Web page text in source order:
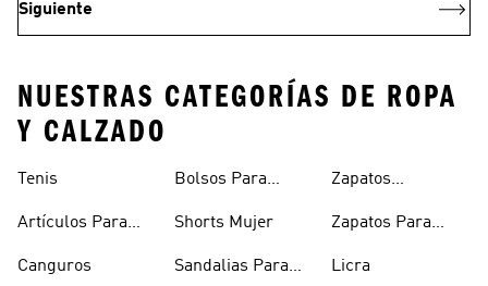
Siguiente
NUESTRAS CATEGORÍAS DE ROPA
Y CALZADO
Tenis
Artículos Para
Canguros
Bolsos Para
Shorts Mujer
Sandalias Para
Zapatos
Zapatos Para
Licra